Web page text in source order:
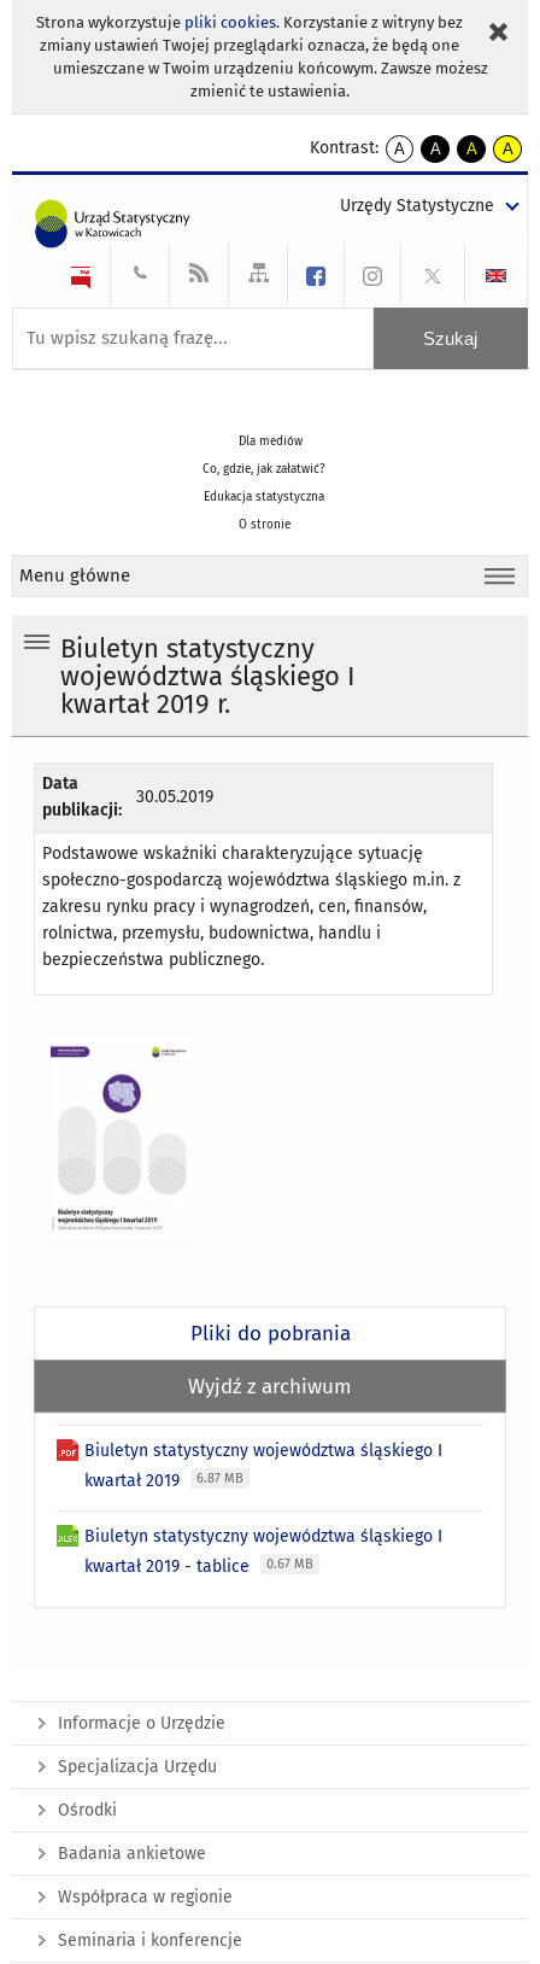
Strona wykorzystuje pliki cookies. Korzystanie z witryny bez
zmiany ustawień Twojej przeglądarki oznacza, że będą one
umieszczane w Twoim urządzeniu końcowym. Zawsze możesz
zmienić te ustawienia.
Kontrast:
A
kontrast
A
kontrast
tekst
czarnym
A
kontrast
tekst
czarnym
A
tekst
żółtym
Urzędy Statystyczne
Dla mediów
Co, gdzie, jak załatwić?
Edukacja statystyczna
O stronie
Menu główne
Biuletyn statystyczny
województwa śląskiego I
kwartał 2019 r.
Data
publikacji:
30.05.2019
Podstawowe wskaźniki charakteryzujące sytuację
społeczno-gospodarczą województwa śląskiego m.in. z
zakresu rynku pracy i wynagrodzeń, cen, finansów,
rolnictwa, przemysłu, budownictwa, handlu i
bezpieczeństwa publicznego.
Pliki do pobrania
Wyjdź z archiwum
Biuletyn statystyczny województwa śląskiego I
kwartał 2019
6.87 MB
Biuletyn statystyczny województwa śląskiego I
kwartał 2019 - tablice
0.67 MB
Informacje o Urzędzie
Specjalizacja Urzędu
Ośrodki
Badania ankietowe
Współpraca w regionie
Seminaria i konferencje